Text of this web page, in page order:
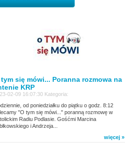
tym się mówi... Poranna rozmowa na
KRP
02-09 16:07:30 Kategoria:
od poniedziałku do piątku o godz. 8:12
"O tym się mówi..." poranną rozmowę w
Radiu Podlasie. Gośćmi Marcina
i Andrzeja...
więcej »